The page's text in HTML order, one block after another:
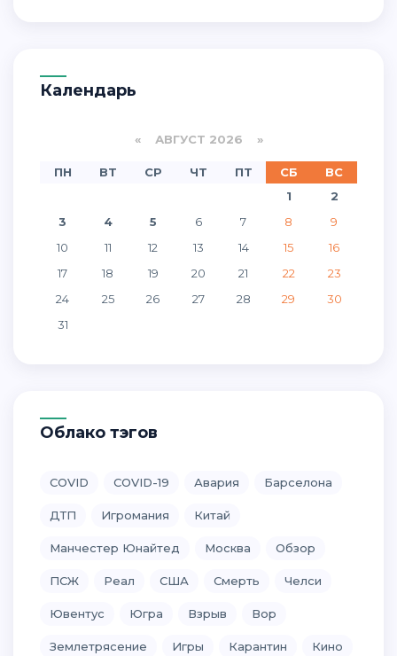
Календарь
«АВГУСТ 2026 »
ПН ВТ СР ЧТ ПТ СБ
ВС
1
2
3
4 5 6 7 8
9
10
11 12 13 14 15
16
17
18 19 20 21 22
23
24
25 26 27 28 29
30
31
Облако тэгов
COVID COVID-19 Авария Барселона
ДТП Игромания Китай
Манчестер Юнайтед Москва Обзор
ПСЖ Реал США Смерть Челси
Ювентус Югра Взрыв Вор
Землетрясение Игры Карантин Кино